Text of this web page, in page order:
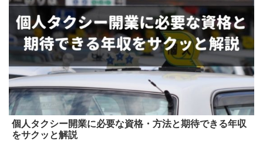
個人タクシー開業に必要な資格・方法と期待できる年収
をサクッと解説